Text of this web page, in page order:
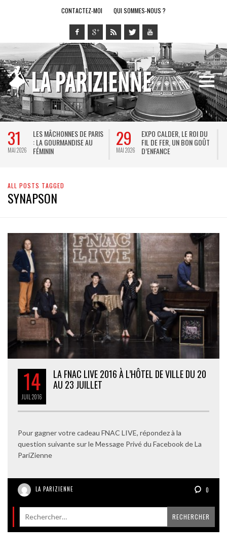
CONTACTEZ-MOI QUI SOMMES-NOUS ?
31
MAI 2026
LES MÂCHONNES DE PARIS
: LA GOURMANDISE AU
FÉMININ
29
MAI 2026
EXPO CALDER, LE ROI DU
FIL DE FER, UN BON GOÛT
D’ENFANCE
ALL POSTS TAGGED
SYNAPSON
14
JUIL2016
LA FNAC LIVE 2016 À L’HÔTEL DE VILLE DU 20
AU 23 JUILLET
Pour gagner votre cadeau FNAC LIVE, répondez à la
question suivante sur le Message Privé du Facebook de La
PariZienne
LA PARIZIENNE 0